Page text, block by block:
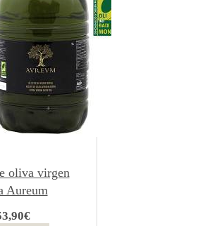
oliva virgen
Aureum
€